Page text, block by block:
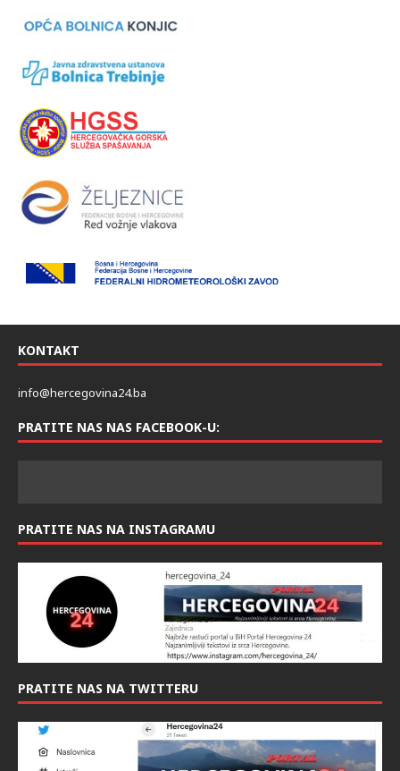
KONTAKT
info@hercegovina24.ba
PRATITE NAS NAS FACEBOOK-U:
PRATITE NAS NA INSTAGRAMU
PRATITE NAS NA TWITTERU